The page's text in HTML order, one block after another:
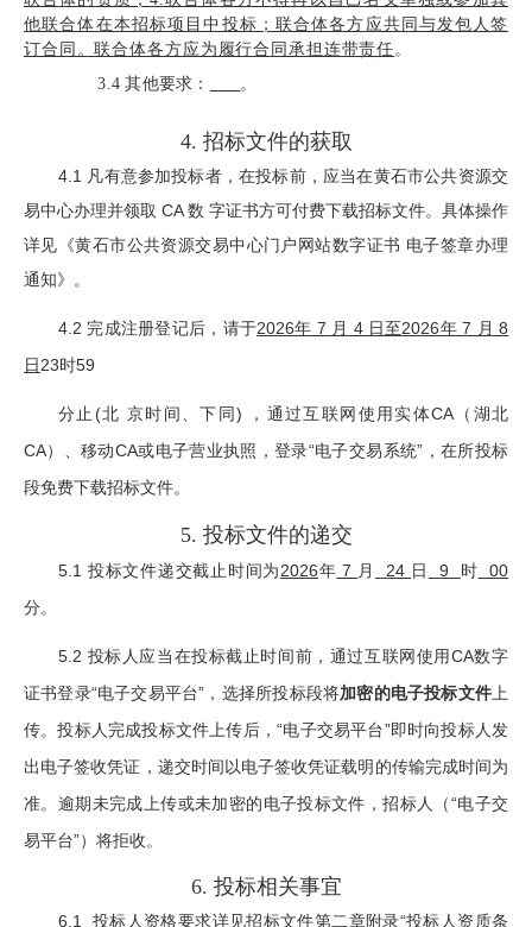
他联合体在本招标项目中投标；联合体各方 应共同与发包人签
订合同。联合体各方应为履行合同承担连带责任 。
3.4其他要求： 。
4. 招标文件的获取
4.1 凡有意参加投标者，在投标前，应当在黄石市公共资源交
易中心办理并领取 CA 数 字证书方可付费下载招标文件。具体操作
详见《黄石市公共资源交易中心门户网站数字证书 电子签章办理
通知》。
4.2 完成注册登记后，请于2026年 7 月 4 日至2026年7 月 8
日23时59
分止(北 京时间、下同) ，通过互联网使用实体CA（湖北
CA）、移动CA或电子营业执照，登录“电子交易系统”，在所投标
段免费下载招标文件。
5. 投标文件的递交
5.1 投标文件递交截止时间为2026年 7 月 24 日 9 时
00
分。
5. 2 投标人应当在投标截止时间前， 通过互联网使用CA数字
证书登录“电子交易平台”，选择所投标段将加密的电子投标文件 上
传。投标人完成投标文件上传后，“电子交易平台”即时向投标人发
出电子签收凭证 ，递交时间以电子签收凭证载明的传输完成时间为
准。逾期未完成上传或未加密的电子投标文件 ，招标人 （“电子交
易平台”） 将拒收。
6. 投标相关事宜
6.1
投标人资格要求详见招标文件第二章附录“投标人资质条